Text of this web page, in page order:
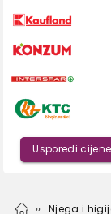
Usporedi cijene
Njega i